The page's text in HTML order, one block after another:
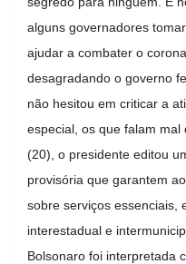
alguns governadores
ajudar a combater o
desagradando o governo
não hesitou em criticar a
especial, os que falam
(20), o presidente editou
provisória que garantem
sobre serviços essenciais,
interestadual e
Bolsonaro foi interpretada